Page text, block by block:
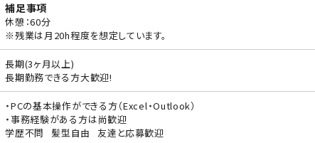
補足事項
休憩：60分
※残業は月20h程度を想定しています。
長期(3ヶ月以上)
長期勤務できる方大歓迎!
・PCの基本操作ができる方（Excel・Outlook）
・事務経験がある方は尚歓迎
学歴不問
髪型自由 友達と応募歓迎